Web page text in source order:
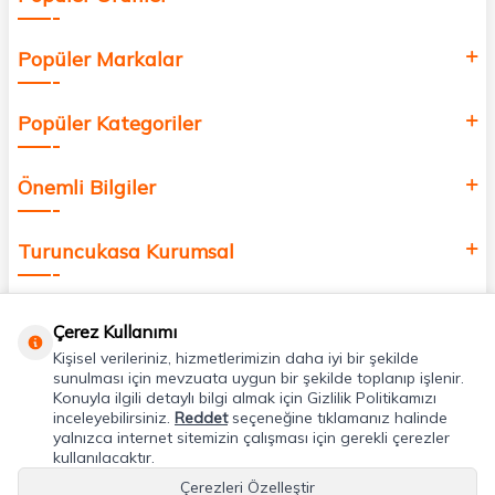
Popüler Markalar
Popüler Kategoriler
Önemli Bilgiler
Turuncukasa Kurumsal
Uygulamalarımız
Adres & İletişim
Çerez Kullanımı
Kişisel verileriniz, hizmetlerimizin daha iyi bir şekilde
sunulması için mevzuata uygun bir şekilde toplanıp işlenir.
Konuyla ilgili detaylı bilgi almak için Gizlilik Politikamızı
inceleyebilirsiniz. Reddetseçeneğine tıklamanız halinde
yalnızca internet sitemizin çalışması için gerekli çerezler
kullanılacaktır.
Çerezleri Özelleştir